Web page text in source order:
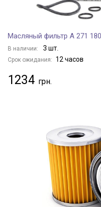
Масляный фильтр A 271 180
В наличии: 3 шт.
Срок ожидания: 12 часов
1234